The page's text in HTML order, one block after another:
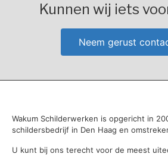
Kunnen wij iets
Neem gerust
Wakum Schilderwerken is opgericht in
schildersbedrijf in Den Haag en
U kunt bij ons terecht voor de meest